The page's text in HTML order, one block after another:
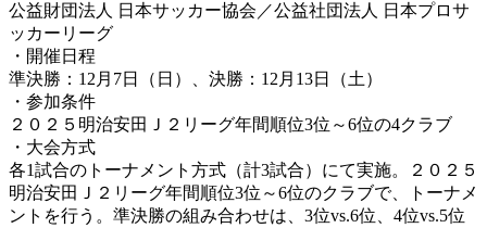
公益財団法人 日本サッカー協会／公益社団法人 日本プロサ
ッカーリーグ
・開催日程
準決勝：12月7日（日）、決勝：12月13日（土）
・参加条件
２０２５明治安田Ｊ２リーグ年間順位3位～6位の4クラブ
・大会方式
各1試合のトーナメント方式（計3試合）にて実施。２０２５
明治安田Ｊ２リーグ年間順位3位～6位のクラブで、トーナメ
ントを行う。準決勝の組み合わせは、3位vs.6位、4位vs.5位